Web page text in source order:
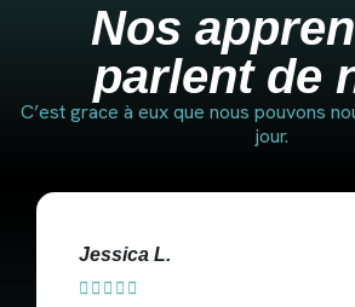
Nos
parlent de
C’est grace à eux que nous pouvons
jour.
Jessica L.
    